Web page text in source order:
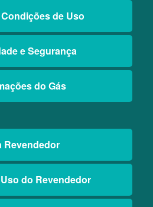
de Uso
e Segurança
do Gás
Revendedor
do Revendedor